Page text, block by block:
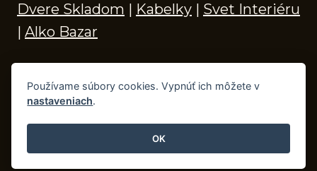
Dvere Skladom | Kabelky | Svet Interiéru
| Alko Bazar
© 2026 Kľučky na dvere, madlá, kovania,
doplnky do kúpeľne a príslušenstvo
Používame súbory cookies. Vypnúť ich môžete v
nastaveniach.
OK